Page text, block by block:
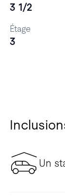
Un
3 1/2
Étage
3